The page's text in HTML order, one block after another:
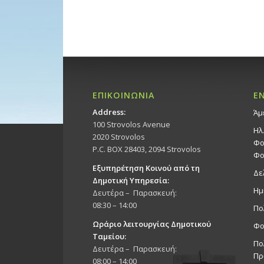
ΕΠΙΚΟΙΝΩΝΙΑ
Address:
100 Strovolos Avenue
2020 Strovolos
P.C. BOX 28403, 2094 Strovolos
Εξυπηρέτηση Κοινού από τη
Δημοτική Υπηρεσία:
Δευτέρα – Παρασκευή:
08:30 – 14:00
Ωράριο λειτουργίας Δημοτικού
Ταμείου:
Δευτέρα – Παρασκευή:
08:00 – 14:00